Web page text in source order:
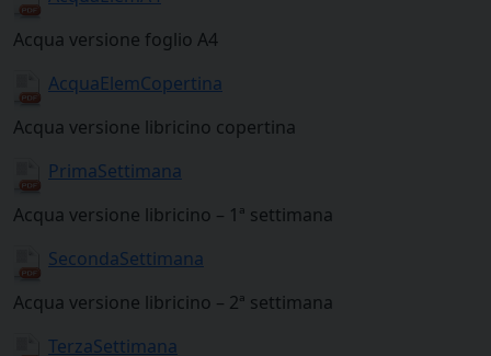
Acqua versione foglio A4
AcquaElemCopertina
Acqua versione libricino copertina
PrimaSettimana
Acqua versione libricino – 1ª settimana
SecondaSettimana
Acqua versione libricino – 2ª settimana
TerzaSettimana